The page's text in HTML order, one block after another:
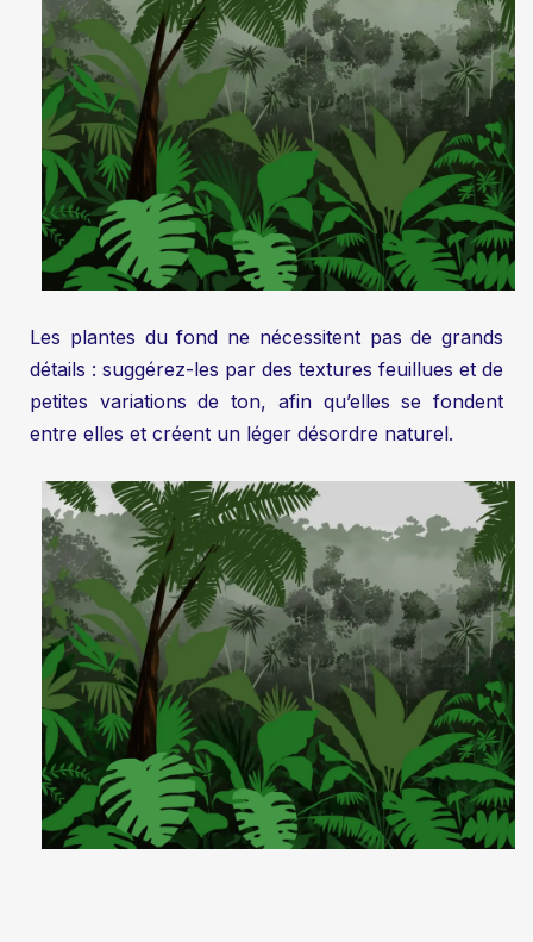
Les plantes du fond ne nécessitent pas de grands
détails : suggérez-les par des textures feuillues et de
petites variations de ton, afin qu’elles se fondent
entre elles et créent un léger désordre naturel.